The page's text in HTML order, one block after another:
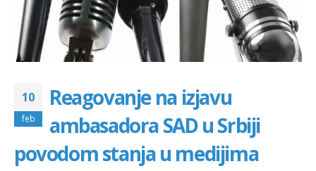
10
feb
Reagovanje na izjavu
ambasadora SAD u Srbiji
povodom stanja u medijima